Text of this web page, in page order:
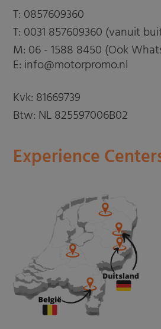
T: 0857609360
T: 0031 857609360 (vanuit
M: 06 - 1588 8450 (Ook
E: info@motorpromo.nl
Kvk: 81669739
Btw: NL 825597006B02
Experience